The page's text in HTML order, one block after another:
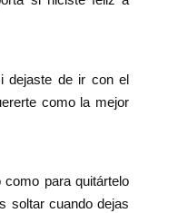
dejaste de ir con el
como la mejor
para quitártelo
soltar cuando dejas